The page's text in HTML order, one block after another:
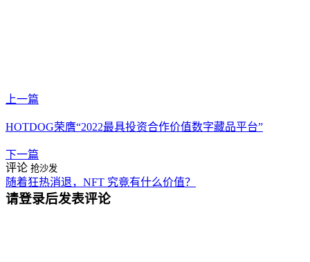
上一篇
HOTDOG荣膺“2022最具投资合作价值数字藏品平台”
下一篇
随着狂热消退，NFT 究竟有什么价值？
评论 抢沙发
请登录后发表评论